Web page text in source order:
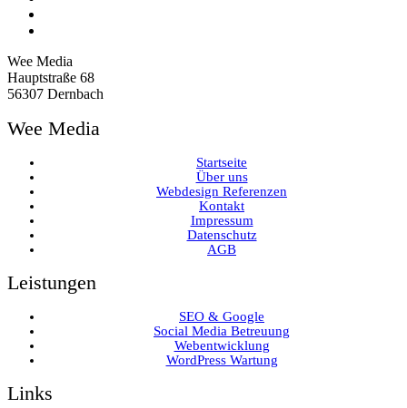
Wee Media
Hauptstraße 68
56307 Dernbach
Wee Media
Startseite
Über uns
Webdesign Referenzen
Kontakt
Impressum
Datenschutz
AGB
Leistungen
SEO & Google
Social Media Betreuung
Webentwicklung
WordPress Wartung
Links